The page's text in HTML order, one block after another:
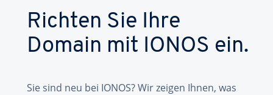
Richten Sie Ihre
Domain mit IONOS ein.
Sie sind neu bei IONOS? Wir zeigen Ihnen, was